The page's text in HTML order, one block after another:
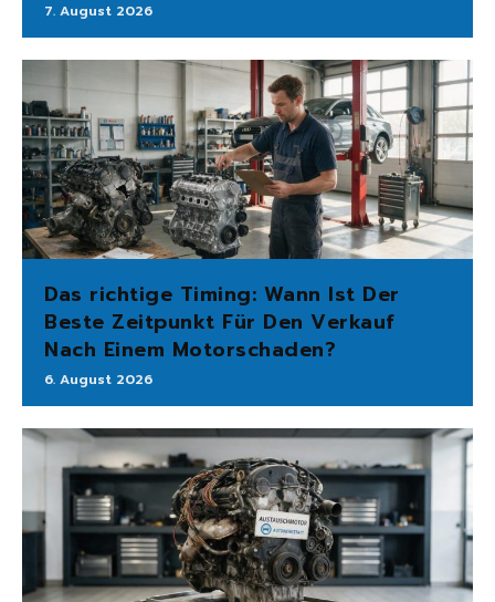
7. August 2026
Das richtige Timing: Wann Ist Der
Beste Zeitpunkt Für Den Verkauf
Nach Einem Motorschaden?
6. August 2026